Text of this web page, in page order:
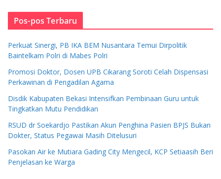
Pos-pos Terbaru
Perkuat Sinergi, PB IKA BEM Nusantara Temui Dirpolitik
Baintelkam Polri di Mabes Polri
Promosi Doktor, Dosen UPB Cikarang Soroti Celah Dispensasi
Perkawinan di Pengadilan Agama
Disdik Kabupaten Bekasi Intensifkan Pembinaan Guru untuk
Tingkatkan Mutu Pendidikan
RSUD dr Soekardjo Pastikan Akun Penghina Pasien BPJS Bukan
Dokter, Status Pegawai Masih Ditelusuri
Pasokan Air ke Mutiara Gading City Mengecil, KCP Setiaasih Beri
Penjelasan ke Warga